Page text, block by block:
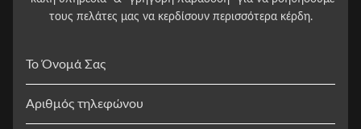
τους πελάτες μας να κερδίσουν περισσότερα κέρδη.
Το Όνομά Σας
Αριθμός τηλεφώνου